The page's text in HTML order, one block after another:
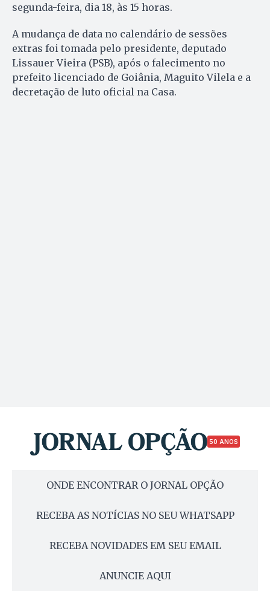
segunda-feira, dia 18, às 15 horas.
A mudança de data no calendário de sessões
extras foi tomada pelo presidente, deputado
Lissauer Vieira (PSB), após o falecimento no
prefeito licenciado de Goiânia, Maguito Vilela e a
decretação de luto oficial na Casa.
50 ANOS
ONDE ENCONTRAR O JORNAL OPÇÃO
RECEBA AS NOTÍCIAS NO SEU WHATSAPP
RECEBA NOVIDADES EM SEU EMAIL
ANUNCIE AQUI